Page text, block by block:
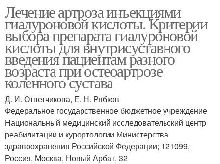
Лечение артроза инъекциями
гиалуроновой кислоты. Критерии
выбора препарата гиалуроновой
кислоты для внутрисуставного
введения пациентам разного
возраста при остеоартрозе
коленного сустава
Д. И. Ответчикова, Е. Н. Рябков
Федеральное государственное бюджетное учреждение
Национальный медицинский исследовательский центр
реабилитации и курортологии Министерства
здравоохранения Российской Федерации; 121099,
Россия, Москва, Новый Арбат, 32